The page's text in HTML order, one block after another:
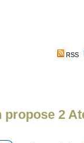
RSS
propose 2